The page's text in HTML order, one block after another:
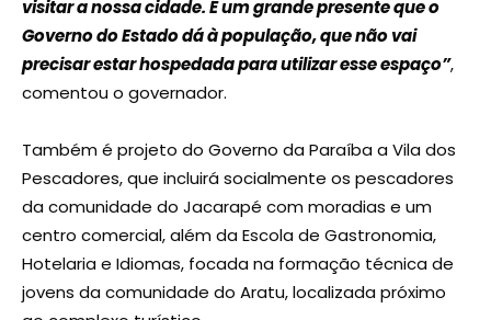
visitar a nossa cidade. É um grande presente que o
Governo do Estado dá à população, que não vai
precisar estar hospedada para utilizar esse espaço”,
comentou o governador.
Também é projeto do Governo da Paraíba a Vila dos
Pescadores, que incluirá socialmente os pescadores
da comunidade do Jacarapé com moradias e um
centro comercial, além da Escola de Gastronomia,
Hotelaria e Idiomas, focada na formação técnica de
jovens da comunidade do Aratu, localizada próximo